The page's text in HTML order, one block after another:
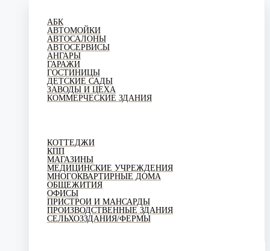
АБК
АВТОМОЙКИ
АВТОСАЛОНЫ
АВТОСЕРВИСЫ
АНГАРЫ
ГАРАЖИ
ГОСТИНИЦЫ
ДЕТСКИЕ САДЫ
ЗАВОДЫ И ЦЕХА
КОММЕРЧЕСКИЕ ЗДАНИЯ
КОТТЕДЖИ
КПП
МАГАЗИНЫ
МЕДИЦИНСКИЕ УЧРЕЖДЕНИЯ
МНОГОКВАРТИРНЫЕ ДОМА
ОБЩЕЖИТИЯ
ОФИСЫ
ПРИСТРОИ И МАНСАРДЫ
ПРОИЗВОДСТВЕННЫЕ ЗДАНИЯ
СЕЛЬХОЗЗДАНИЯ/ФЕРМЫ